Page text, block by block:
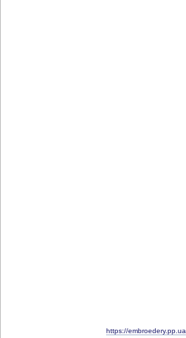
https://embroedery.pp.ua